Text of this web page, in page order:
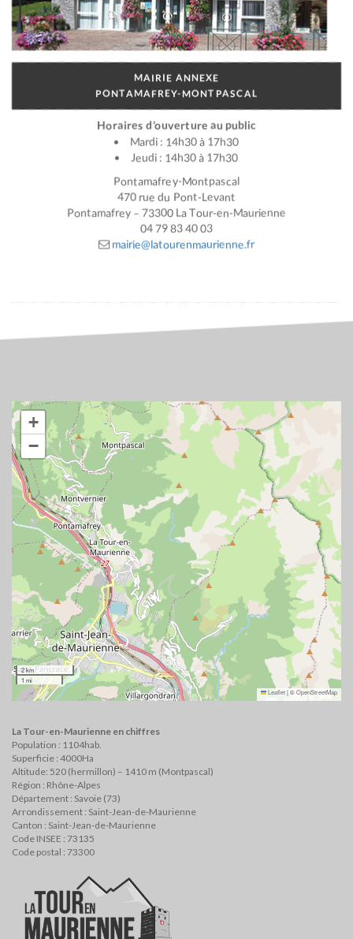
MAIRIE ANNEXE
PONTAMAFREY-MONTPASCAL
Horaires d’ouverture au public
Mardi : 14h30 à 17h30
Jeudi : 14h30 à 17h30
Pontamafrey-Montpascal
470 rue du Pont-Levant
Pontamafrey – 73300 La Tour-en-Maurienne
04 79 83 40 03
mairie@latourenmaurienne.fr
+
−
2 km
1 mi
Leaflet|©OpenStreetMap
La Tour-en-Maurienne en chiffres
Population : 1104hab.
Superficie : 4000Ha
Altitude: 520 (hermillon) – 1410 m (Montpascal)
Région : Rhône-Alpes
Département : Savoie (73)
Arrondissement : Saint-Jean-de-Maurienne
Canton : Saint-Jean-de-Maurienne
Code INSEE : 73135
Code postal : 73300